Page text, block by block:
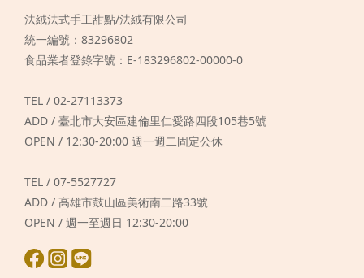
法絨法式手工甜點/法絨有限公司
統一編號：83296802
食品業者登錄字號：E-183296802-00000-0
TEL / 02-27113373
ADD / 臺北市大安區建倫里仁愛路四段105巷5號
OPEN / 12:30-20:00 週一週二固定公休
TEL / 07-5527727
ADD / 高雄市鼓山區美術南二路33號
OPEN / 週一至週日 12:30-20:00